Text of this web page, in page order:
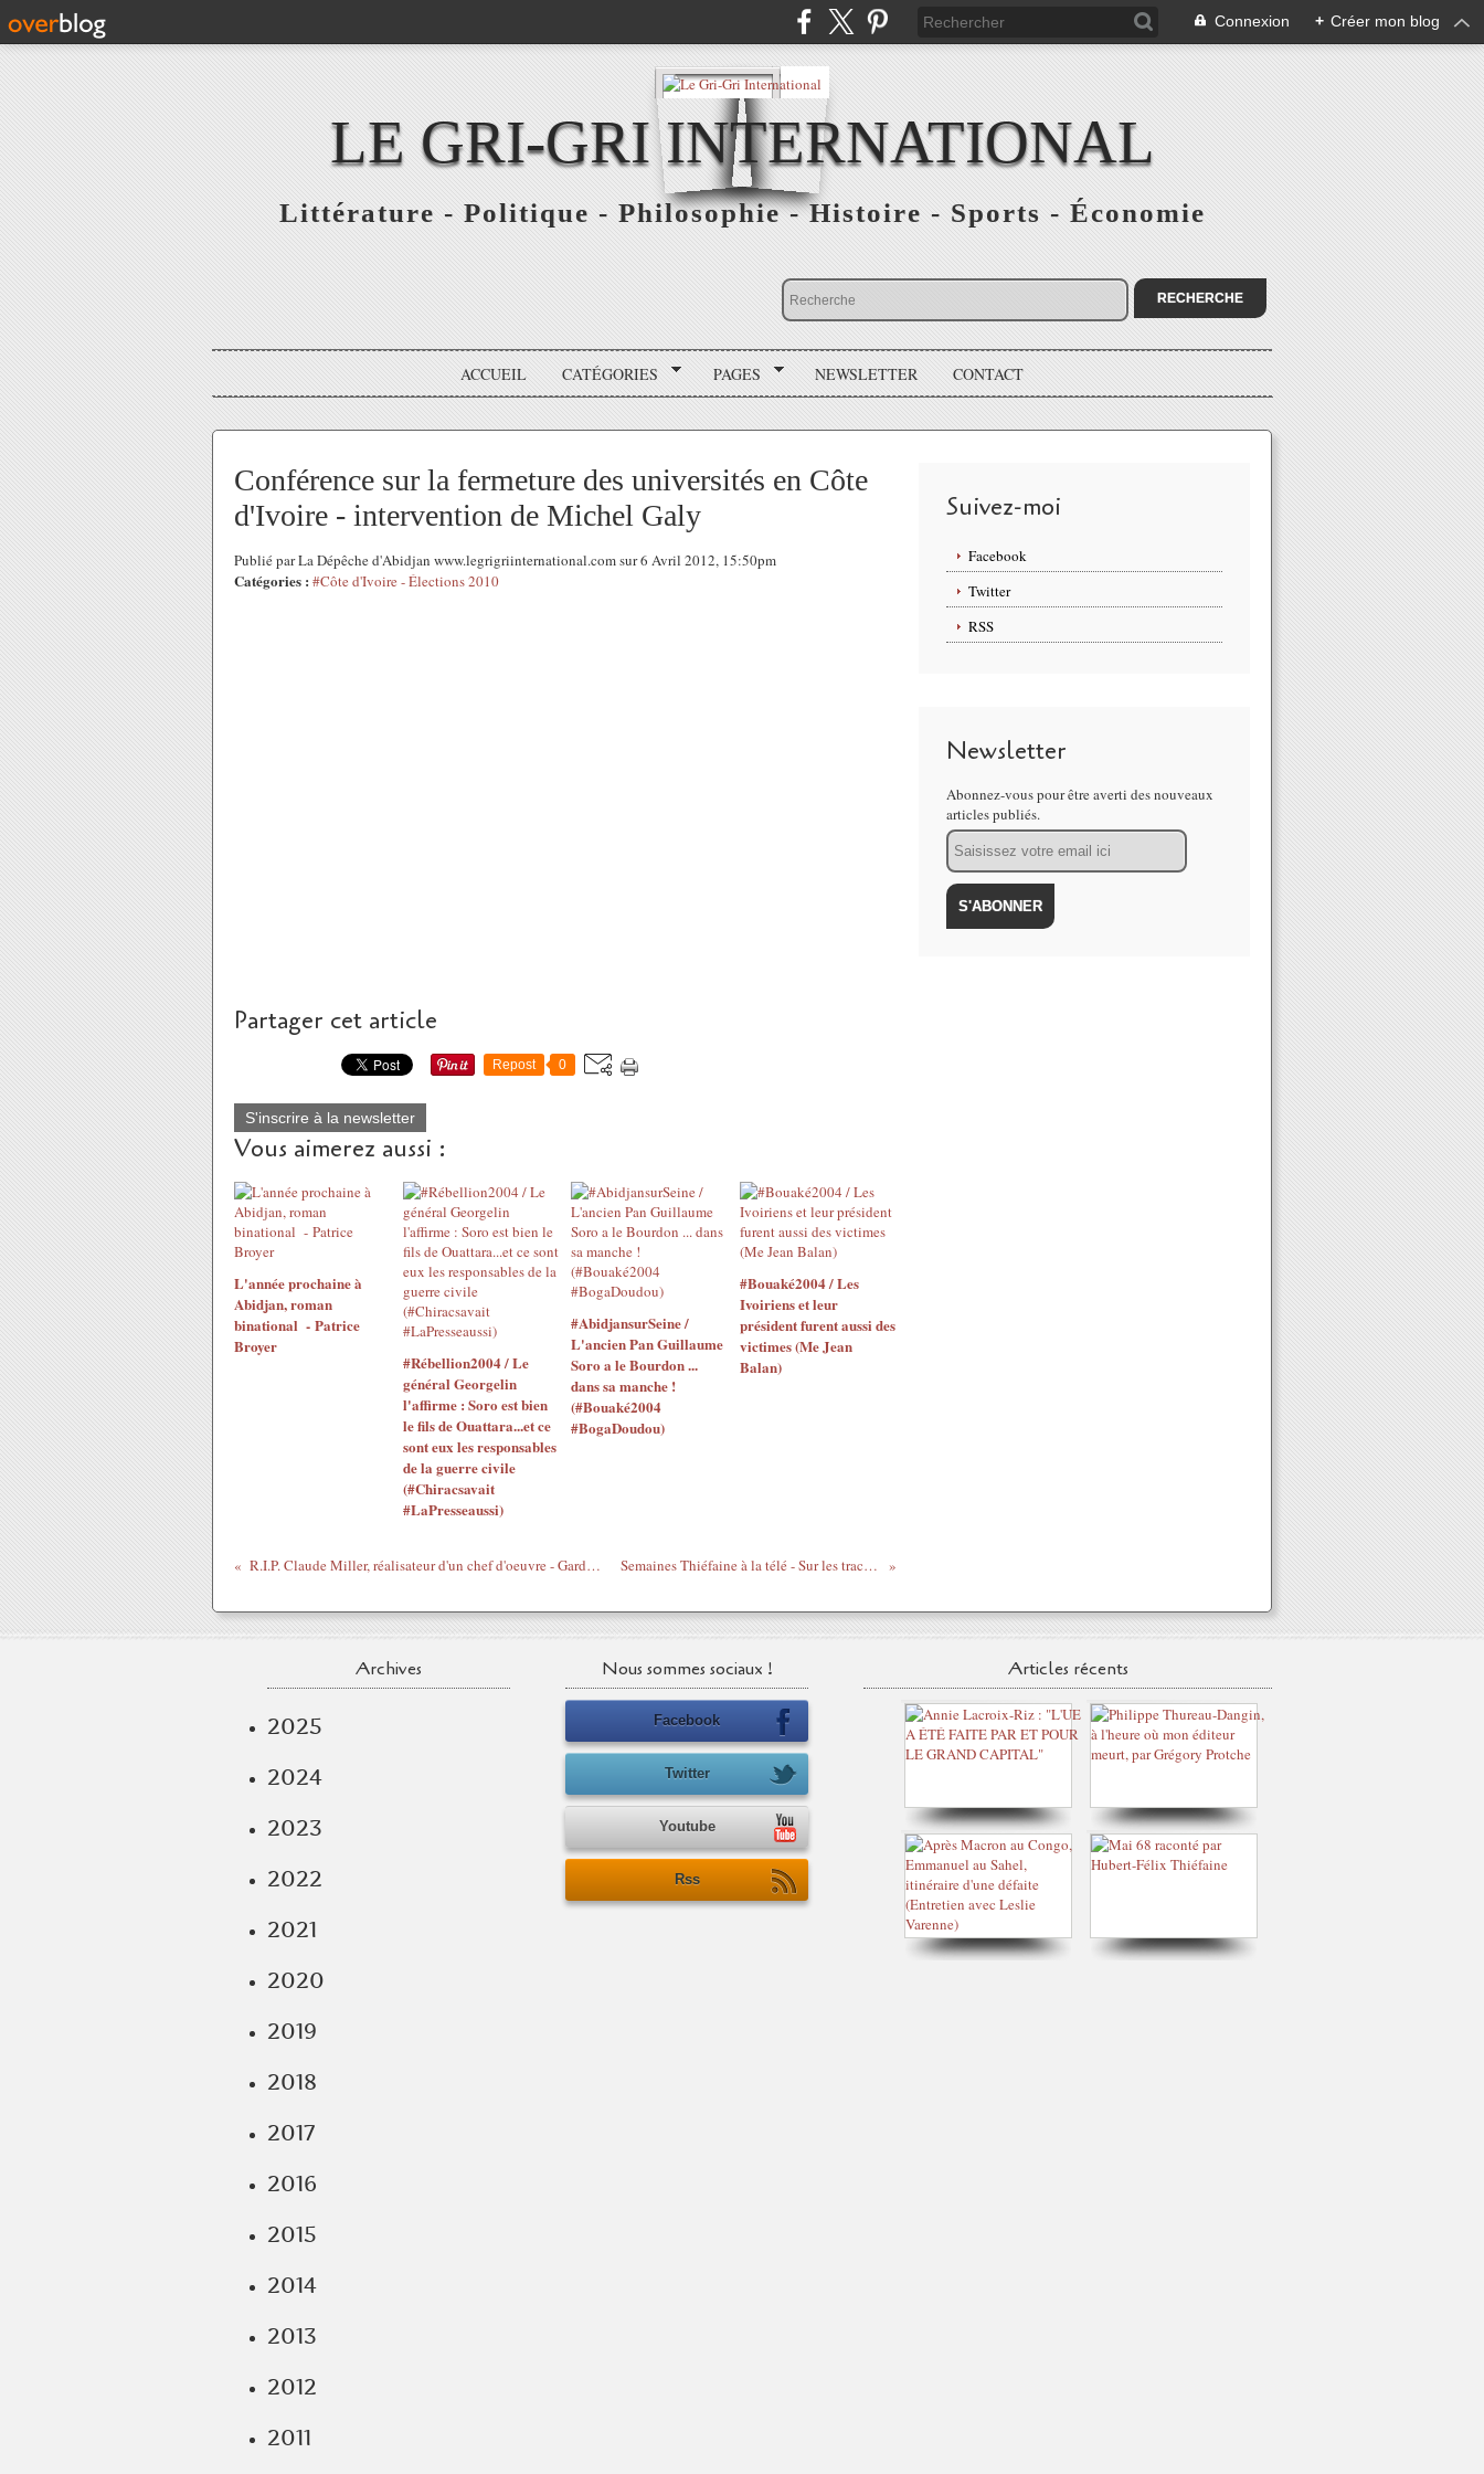
Connexion + Créer mon blog
LE GRI-GRI INTERNATIONAL
Littérature - Politique - Philosophie - Histoire - Sports - Économie
ACCUEIL CATÉGORIES PAGES NEWSLETTER CONTACT
Conférence sur la fermeture des universités en Côte
d'Ivoire - intervention de Michel Galy
Publié par La Dépêche d'Abidjan www.legrigriinternational.com sur 6 Avril 2012, 15:50pm
Catégories : #Côte d'Ivoire - Élections 2010
Partager cet article
Repost 0
S'inscrire à la newsletter
Vous aimerez aussi :
L'année prochaine à
Abidjan, roman
binational - Patrice
Broyer
#Rébellion2004 / Le
général Georgelin
l'affirme : Soro est bien
le fils de Ouattara...et ce
sont eux les responsables
de la guerre civile
(#Chiracsavait
#LaPresseaussi)
#AbidjansurSeine /
L'ancien Pan Guillaume
Soro a le Bourdon ...
dans sa manche !
(#Bouaké2004
#BogaDoudou)
#Bouaké2004 / Les
Ivoiriens et leur
président furent aussi des
victimes (Me Jean
Balan)
R.I.P. Claude Miller, réalisateur d'un chef d'oeuvre - Garde à vue - Gars du moment Semaines Thiéfaine à la télé - Sur les traces d'HFT (8 parties)
Suivez-moi
Facebook
Twitter
RSS
Newsletter
Abonnez-vous pour être averti des nouveaux
articles publiés.
Email
Archives
2025
2024
2023
2022
2021
2020
2019
2018
2017
2016
2015
2014
2013
2012
2011
Nous sommes sociaux !
Facebook
Twitter
Youtube
Rss
Articles récents